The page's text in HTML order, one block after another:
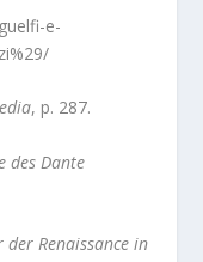
e-
, p. 287.
des Dante
der Renaissance in